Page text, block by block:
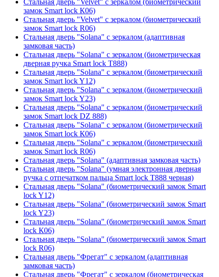
Стальная дверь "Velvet" с зеркалом (биометрический
замок Smart lock К06)
Стальная дверь "Velvet" с зеркалом (биометрический
замок Smart lock R06)
Стальная дверь "Solana" с зеркалом (адаптивная
замковая часть)
Стальная дверь "Solana" с зеркалом (биометрическая
дверная ручка Smart lock T888)
Стальная дверь "Solana" с зеркалом (биометрический
замок Smart lock Y12)
Стальная дверь "Solana" с зеркалом (биометрический
замок Smart lock Y23)
Стальная дверь "Solana" с зеркалом (биометрический
замок Smart lock DZ 888)
Стальная дверь "Solana" с зеркалом (биометрический
замок Smart lock К06)
Стальная дверь "Solana" с зеркалом (биометрический
замок Smart lock R06)
Стальная дверь "Solana" (адаптивная замковая часть)
Стальная дверь "Solana" (умная электронная дверная
ручка с отпечатком пальца Smart lock T888 черная)
Стальная дверь "Solana" (биометрический замок Smart
lock Y12)
Стальная дверь "Solana" (биометрический замок Smart
lock Y23)
Стальная дверь "Solana" (биометрический замок Smart
lock К06)
Стальная дверь "Solana" (биометрический замок Smart
lock R06)
Стальная дверь "Фрегат" с зеркалом (адаптивная
замковая часть)
Стальная дверь "Фрегат" с зеркалом (биометрическая